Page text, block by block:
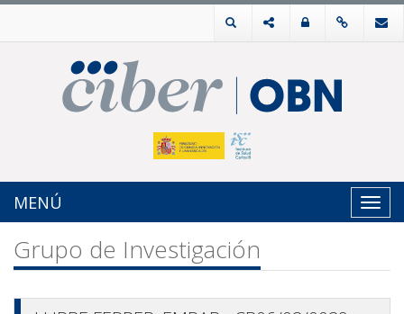
MENÚ
Grupo de Investigación